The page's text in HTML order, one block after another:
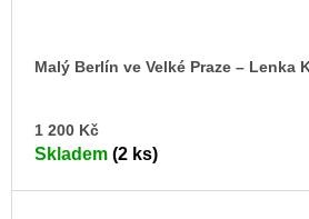
Malý Berlín ve Velké Praze –⁠ Lenka
1 200 Kč
Skladem (2 ks)